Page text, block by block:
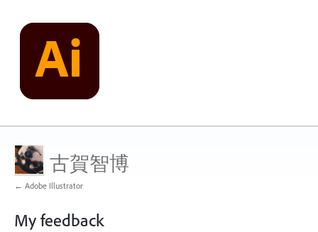
古賀智博
← Adobe Illustrator
My feedback